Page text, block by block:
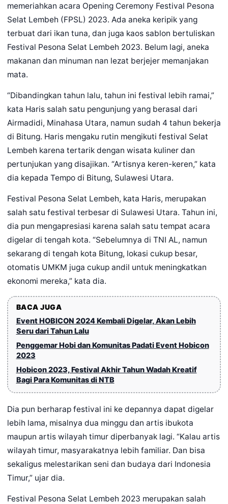
memeriahkan acara Opening Ceremony Festival Pesona
Selat Lembeh (FPSL) 2023. Ada aneka keripik yang
terbuat dari ikan tuna, dan juga kaos sablon bertuliskan
Festival Pesona Selat Lembeh 2023. Belum lagi, aneka
makanan dan minuman nan lezat berjejer memanjakan
mata.
“Dibandingkan tahun lalu, tahun ini festival lebih ramai,”
kata Haris salah satu pengunjung yang berasal dari
Airmadidi, Minahasa Utara, namun sudah 4 tahun bekerja
di Bitung. Haris mengaku rutin mengikuti festival Selat
Lembeh karena tertarik dengan wisata kuliner dan
pertunjukan yang disajikan. “Artisnya keren-keren,” kata
dia kepada Tempo di Bitung, Sulawesi Utara.
Festival Pesona Selat Lembeh, kata Haris, merupakan
salah satu festival terbesar di Sulawesi Utara. Tahun ini,
dia pun mengapresiasi karena salah satu tempat acara
digelar di tengah kota. “Sebelumnya di TNI AL, namun
sekarang di tengah kota Bitung, lokasi cukup besar,
otomatis UMKM juga cukup andil untuk meningkatkan
ekonomi mereka,” kata dia.
BACA JUGA
Event HOBICON 2024 Kembali Digelar, Akan Lebih
Seru dari Tahun Lalu
Penggemar Hobi dan Komunitas Padati Event Hobicon
2023
Hobicon 2023, Festival Akhir Tahun Wadah Kreatif
Bagi Para Komunitas di NTB
Dia pun berharap festival ini ke depannya dapat digelar
lebih lama, misalnya dua minggu dan artis ibukota
maupun artis wilayah timur diperbanyak lagi. “Kalau artis
wilayah timur, masyarakatnya lebih familiar. Dan bisa
sekaligus melestarikan seni dan budaya dari Indonesia
Timur,” ujar dia.
Festival Pesona Selat Lembeh 2023 merupakan salah